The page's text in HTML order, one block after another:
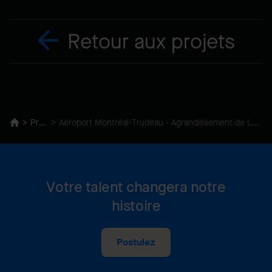
Retour aux projets
Projets Aéroport Montréal-Trudeau - Agrandissement de La Jetée Internationale
Votre talent changera notre
histoire
Postulez